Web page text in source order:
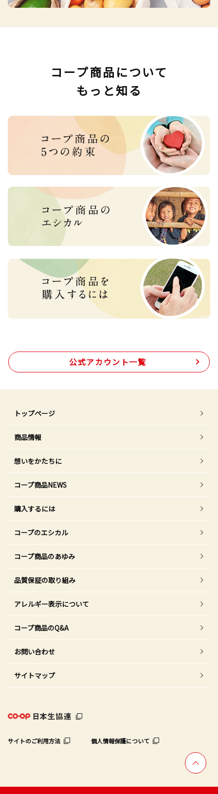
コープ商品について
もっと知る
公式アカウント一覧
トップページ
商品情報
想いをかたちに
コープ商品NEWS
購入するには
コープのエシカル
コープ商品のあゆみ
品質保証の取り組み
アレルギー表示について
コープ商品のQ&A
お問い合わせ
サイトマップ
サイトのご利用方法 個人情報保護について